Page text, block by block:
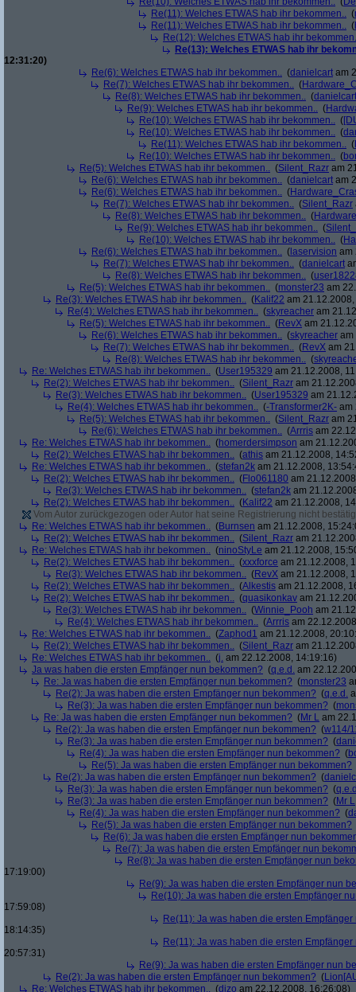
Re(11): Welches ETWAS hab ihr bekommen.. (
Re(11): Welches ETWAS hab ihr bekommen.. (
Re(12): Welches ETWAS hab ihr
Re(13): Welches ETWAS hab ihr
12:31:20)
Re(6): Welches ETWAS hab ihr bekommen.. (danielcart am
Re(7): Welches ETWAS hab ihr bekommen.. (
Re(8): Welches ETWAS hab ihr bekommen.. (danielcart
Re(9): Welches ETWAS hab ihr bekommen.. (
Re(10): Welches ETWAS hab ihr bekommen.. (
Re(10): Welches ETWAS hab ihr bekommen.. (
Re(11): Welches ETWAS hab ihr bekommen.. (
Re(10): Welches ETWAS hab ihr bekommen.. (
Re(5): Welches ETWAS hab ihr bekommen.. (Silent_Razr am
Re(6): Welches ETWAS hab ihr bekommen.. (danielcart am
Re(6): Welches ETWAS hab ihr bekommen.. (
Re(7): Welches ETWAS hab ihr bekommen.. (Silent_Razr
Re(8): Welches ETWAS hab ihr bekommen.. (
Re(9): Welches ETWAS hab ihr bekommen.. (
Re(10): Welches ETWAS hab ihr bekommen.. (
Re(6): Welches ETWAS hab ihr bekommen.. ( laservision am
Re(7): Welches ETWAS hab ihr bekommen.. (danielcart
Re(8): Welches ETWAS hab ihr bekommen.. (
Re(5): Welches ETWAS hab ihr bekommen.. (monster23 am
Re(3): Welches ETWAS hab ihr bekommen.. (Kalif22 am
Re(4): Welches ETWAS hab ihr bekommen.. (skyreacher am
Re(5): Welches ETWAS hab ihr bekommen.. (RevX am
Re(6): Welches ETWAS hab ihr bekommen.. (skyreacher am
Re(7): Welches ETWAS hab ihr bekommen.. (RevX am
Re(8): Welches ETWAS hab ihr bekommen.. (
Re: Welches ETWAS hab ihr bekommen.. (User195329 am 21.12.2008,
Re(2): Welches ETWAS hab ihr bekommen.. (Silent_Razr am
Re(3): Welches ETWAS hab ihr bekommen.. (User195329 am
Re(4): Welches ETWAS hab ihr bekommen.. (-Transformer2K- am
Re(5): Welches ETWAS hab ihr bekommen.. (Silent_Razr am
Re(6): Welches ETWAS hab ihr bekommen.. (Arrris am
Re: Welches ETWAS hab ihr bekommen.. (homerdersimpson am
Re(2): Welches ETWAS hab ihr bekommen.. (athis am 21.12.2008,
Re: Welches ETWAS hab ihr bekommen.. (stefan2k am 21.12.2008,
Re(2): Welches ETWAS hab ihr bekommen.. (Flo061180 am
Re(3): Welches ETWAS hab ihr bekommen.. (stefan2k am
Re(2): Welches ETWAS hab ihr bekommen.. (Kalif22 am 21.12.2008,
Vom Autor zurückgezogen oder Autor hat seine Registrierung nicht
Re: Welches ETWAS hab ihr bekommen.. (Burnsen am 21.12.2008,
Re(2): Welches ETWAS hab ihr bekommen.. (Silent_Razr am
Re: Welches ETWAS hab ihr bekommen.. (ninoStyLe am 21.12.2008,
Re(2): Welches ETWAS hab ihr bekommen.. (xxxforce am 21.12.2008,
Re(3): Welches ETWAS hab ihr bekommen.. (RevX am 21.12.2008,
Re(2): Welches ETWAS hab ihr bekommen.. (Alkestis am 21.12.2008,
Re(2): Welches ETWAS hab ihr bekommen.. (quasikonkav am
Re(3): Welches ETWAS hab ihr bekommen.. (Winnie_Pooh am
Re(4): Welches ETWAS hab ihr bekommen.. (Arrris am
Re: Welches ETWAS hab ihr bekommen.. (Zaphod1 am 21.12.2008,
Re(2): Welches ETWAS hab ihr bekommen.. (Silent_Razr am
Re: Welches ETWAS hab ihr bekommen.. (j. am 22.12.2008, 14:19:16)
Ja was haben die ersten Empfänger nun bekommen? (q.e.d. am
Re: Ja was haben die ersten Empfänger nun bekommen? (monster23
Re(2): Ja was haben die ersten Empfänger nun bekommen? (q.e.d.
Re(3): Ja was haben die ersten Empfänger nun bekommen? (
Re: Ja was haben die ersten Empfänger nun bekommen? (Mr L am
Re(2): Ja was haben die ersten Empfänger nun bekommen? (w114/
Re(3): Ja was haben die ersten Empfänger nun bekommen? (
Re(4): Ja was haben die ersten Empfänger nun bekommen? (
Re(5): Ja was haben die ersten Empfänger nun bekommen?
Re(2): Ja was haben die ersten Empfänger nun bekommen? (
Re(3): Ja was haben die ersten Empfänger nun bekommen? (
Re(3): Ja was haben die ersten Empfänger nun bekommen? (Mr L
Re(4): Ja was haben die ersten Empfänger nun bekommen? (
Re(5): Ja was haben die ersten Empfänger nun bekommen?
Re(6): Ja was haben die ersten Empfänger nun
Re(7): Ja was haben die ersten Empfänger nun
Re(8): Ja was haben die ersten Empfänger nun
17:19:00)
Re(9): Ja was haben die ersten Empfänger nun
Re(10): Ja was haben die ersten Empfänger
17:59:08)
Re(11): Ja was haben die ersten
18:14:35)
Re(11): Ja was haben die ersten
20:57:31)
Re(9): Ja was haben die ersten Empfänger nun
Re(2): Ja was haben die ersten Empfänger nun bekommen? (
Re: Welches ETWAS hab ihr bekommen.. (dizo am 22.12.2008, 16:26:08)